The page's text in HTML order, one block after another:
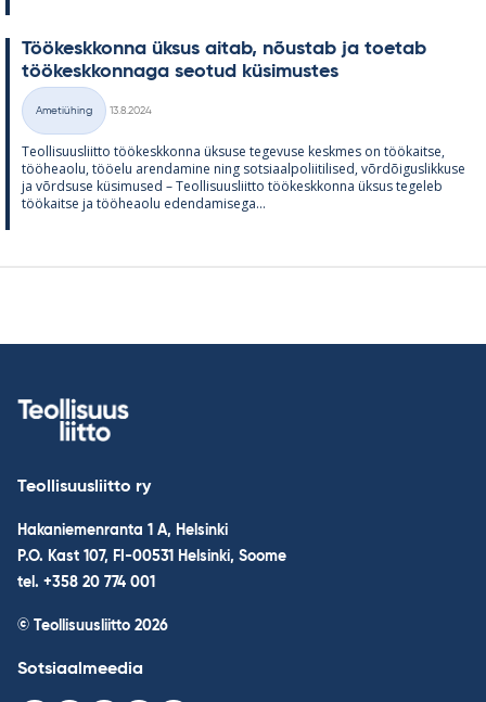
Töö­kesk­konna ük­sus ai­tab, nõus­tab ja toe­tab
töö­kesk­kon­naga seo­tud kü­si­mus­tes
Kategooriad
Ametiühing
13.8.2024
Teol­li­suus­liitto töö­kesk­konna ük­suse te­ge­vuse kesk­mes on töö­kaitse,
töö­heaolu, töö­elu aren­da­mine ning sot­si­aal­po­lii­ti­li­sed, võrdõi­gus­lik­kuse
ja võrd­suse kü­si­mused – Teol­li­suus­liitto töö­kesk­konna ük­sus te­ge­leb
töö­kaitse ja töö­heaolu eden­da­mi­sega...
Teollisuusliitto ry
Hakaniemenranta 1 A, Helsinki
P.O. Kast 107, FI-00531 Helsinki, Soome
tel. +358 20 774 001
© Teollisuusliitto 2026
Sotsiaalmeedia